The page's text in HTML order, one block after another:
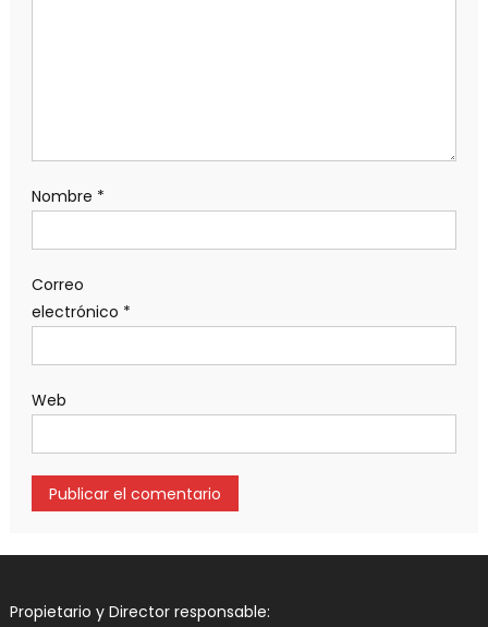
Nombre *
Correo
electrónico *
Web
Propietario y Director responsable: